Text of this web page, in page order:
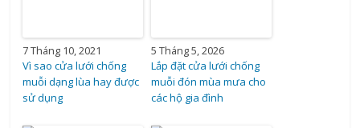
7 Tháng 10, 2021
Vì sao cửa lưới chống
muỗi dạng lùa hay được
sử dụng
5 Tháng 5, 2026
Lắp đặt cửa lưới chống
muỗi đón mùa mưa cho
các hộ gia đình